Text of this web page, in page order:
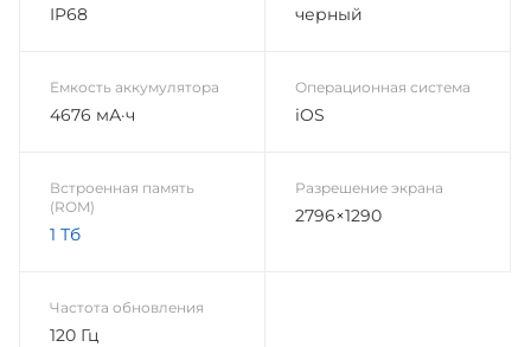
IP68 черный
Емкость аккумулятора
4676 мА·ч
Операционная система
iOS
Встроенная память
(ROM)
1 Тб
Разрешение экрана
2796×1290
Частота обновления
120 Гц